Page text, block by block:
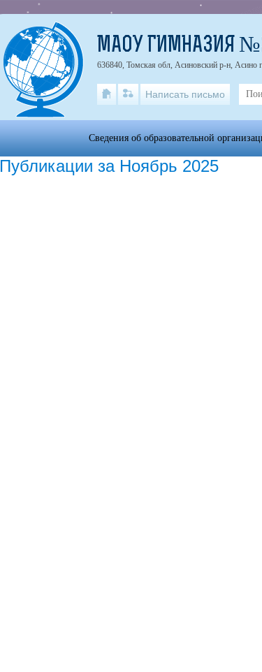
Публикации за Ноябрь 2025
МАОУ ГИМНАЗИЯ
636840, Томская обл, Асиновский р-н,
Написать письмо
Сведения об образовательной